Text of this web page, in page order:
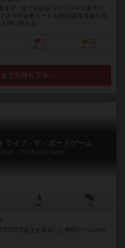
まで、全てが詰まったシリーズ最大パ
きる司会者カードも収録!噓を見破れる
間に紛れる...
7
お気に入り
37
持ってる
でお待ち下さい
ライブ - ザ・ボードゲーム
– The Board Game
1000万超えを達成した格闘ゲームのボ